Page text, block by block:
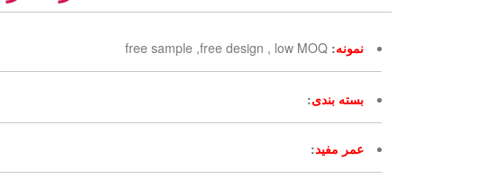
نمونه:
free sample ,free design , low MOQ
بسته بندی:
عمر مفید: